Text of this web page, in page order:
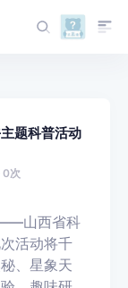
题科普活动
0次
山西省科
活动将千
、星象天